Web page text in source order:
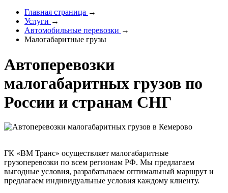
Главная страница →
Услуги →
Автомобильные перевозки →
Малогабаритные грузы
Автоперевозки
малогабаритных грузов по
России и странам СНГ
ГК «ВМ Транс» осуществляет малогабаритные
грузоперевозки по всем регионам РФ. Мы предлагаем
выгодные условия, разрабатываем оптимальный маршрут и
предлагаем индивидуальные условия каждому клиенту.